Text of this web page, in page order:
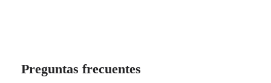
Preguntas frecuentes